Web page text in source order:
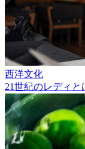
西洋文化
21世紀のレディと